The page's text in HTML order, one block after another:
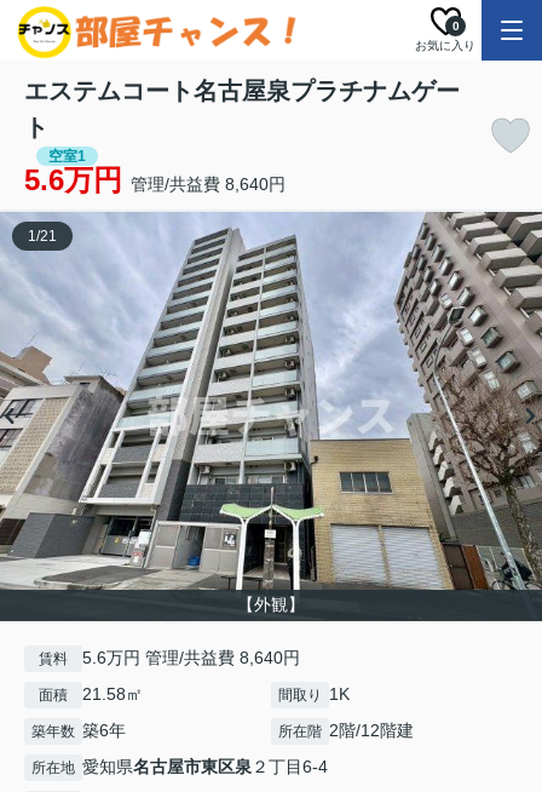
お気に入り
0
エステムコート名古屋泉プラチナムゲー
ト
空室1
5.6万円 管理/共益費 8,640円
【外観】
1/21
賃料 5.6万円 管理/共益費 8,640円
面積 21.58㎡ 間取り 1K
築年数 築6年 所在階 2階/12階建
所在地 愛知県名古屋市東区泉２丁目6-4